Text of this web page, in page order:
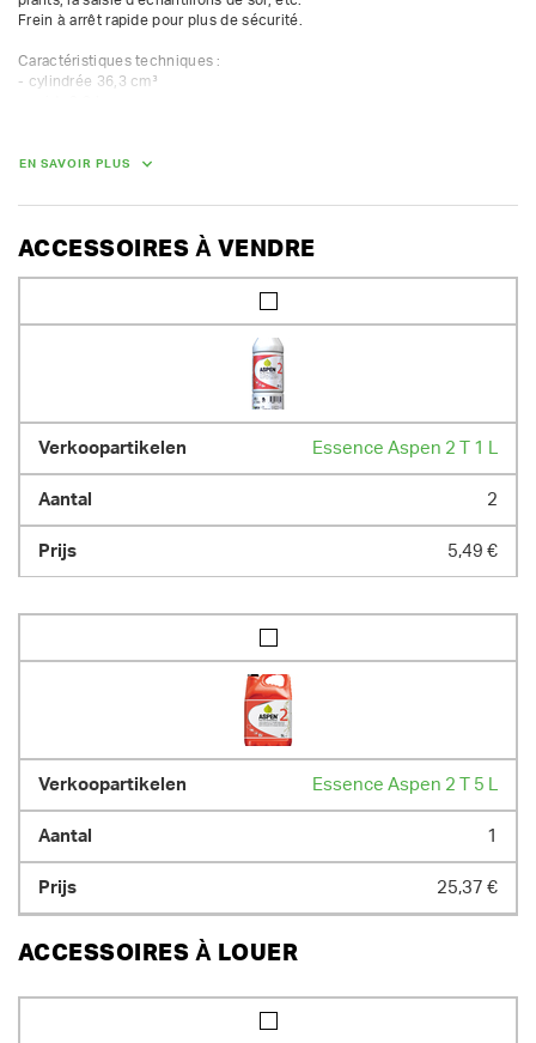
Frein à arrêt rapide pour plus de sécurité.
Caractéristiques techniques :
- cylindrée 36,3 cm³
- niveau sonore 2) 92 dB(A)
9.90 kg
EN SAVOIR PLUS
ACCESSOIRES À VENDRE
Essence Aspen 2 T 1 L
2
5,49 €
Essence Aspen 2 T 5 L
1
25,37 €
ACCESSOIRES À LOUER